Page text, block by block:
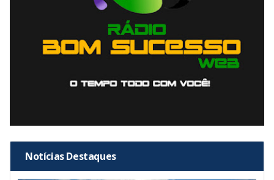
Notícias Destaques